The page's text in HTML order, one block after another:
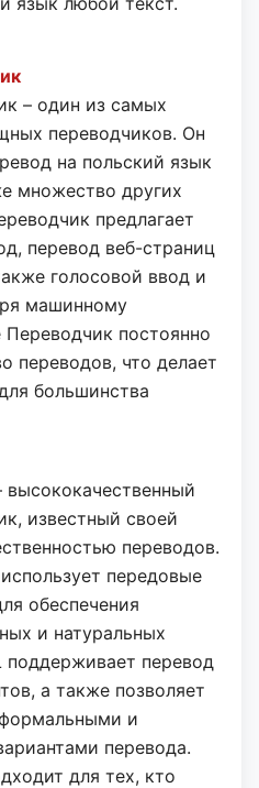
– один из самых
переводчиков. Он
на польский язык
множество других
предлагает
перевод веб-страниц
голосовой ввод и
машинному
постоянно
переводов, что делает
большинства
высококачественный
известный своей
переводов.
передовые
обеспечения
и натуральных
поддерживает перевод
а также позволяет
и
перевода.
для тех, кто